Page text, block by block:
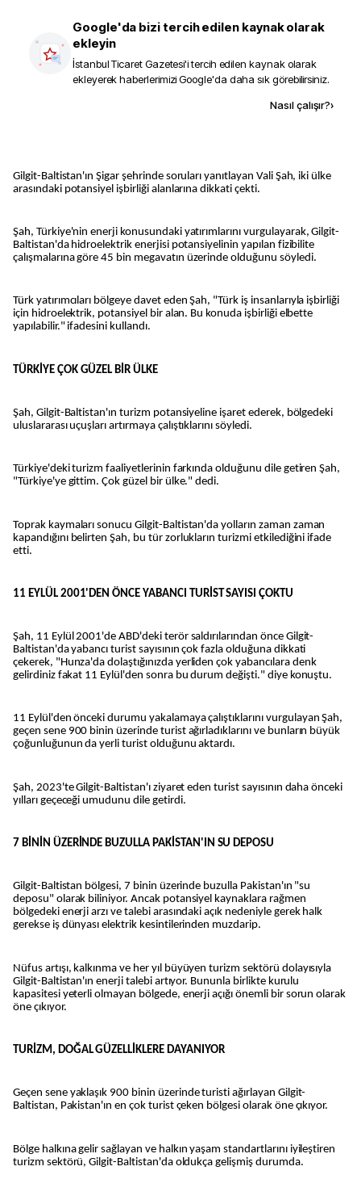
Google'da bizi tercih edilen kaynak olarak
ekleyin
İstanbul Ticaret Gazetesi'i tercih edilen kaynak olarak
ekleyerek haberlerimizi Google'da daha sık görebilirsiniz.
Nasıl çalışır?›
Gilgit-Baltistan'ın Şigar şehrinde soruları yanıtlayan Vali Şah, iki ülke
arasındaki potansiyel işbirliği alanlarına dikkati çekti.
Şah, Türkiye'nin enerji konusundaki yatırımlarını vurgulayarak, Gilgit-
Baltistan'da hidroelektrik enerjisi potansiyelinin yapılan fizibilite
çalışmalarına göre 45 bin megavatın üzerinde olduğunu söyledi.
Türk yatırımcıları bölgeye davet eden Şah, "Türk iş insanlarıyla işbirliği
için hidroelektrik, potansiyel bir alan. Bu konuda işbirliği elbette
yapılabilir." ifadesini kullandı.
TÜRKİYE ÇOK GÜZEL BİR ÜLKE
Şah, Gilgit-Baltistan'ın turizm potansiyeline işaret ederek, bölgedeki
uluslararası uçuşları artırmaya çalıştıklarını söyledi.
Türkiye'deki turizm faaliyetlerinin farkında olduğunu dile getiren Şah,
"Türkiye'ye gittim. Çok güzel bir ülke." dedi.
Toprak kaymaları sonucu Gilgit-Baltistan'da yolların zaman zaman
kapandığını belirten Şah, bu tür zorlukların turizmi etkilediğini ifade
etti.
11 EYLÜL 2001'DEN ÖNCE YABANCI TURİST SAYISI ÇOKTU
Şah, 11 Eylül 2001'de ABD'deki terör saldırılarından önce Gilgit-
Baltistan'da yabancı turist sayısının çok fazla olduğuna dikkati
çekerek, "Hunza'da dolaştığınızda yerliden çok yabancılara denk
gelirdiniz fakat 11 Eylül'den sonra bu durum değişti." diye konuştu.
11 Eylül'den önceki durumu yakalamaya çalıştıklarını vurgulayan Şah,
geçen sene 900 binin üzerinde turist ağırladıklarını ve bunların büyük
çoğunluğunun da yerli turist olduğunu aktardı.
Şah, 2023'te Gilgit-Baltistan'ı ziyaret eden turist sayısının daha önceki
yılları geçeceği umudunu dile getirdi.
7 BİNİN ÜZERİNDE BUZULLA PAKİSTAN'IN SU DEPOSU
Gilgit-Baltistan bölgesi, 7 binin üzerinde buzulla Pakistan'ın "su
deposu" olarak biliniyor. Ancak potansiyel kaynaklara rağmen
bölgedeki enerji arzı ve talebi arasındaki açık nedeniyle gerek halk
gerekse iş dünyası elektrik kesintilerinden muzdarip.
Nüfus artışı, kalkınma ve her yıl büyüyen turizm sektörü dolayısıyla
Gilgit-Baltistan'ın enerji talebi artıyor. Bununla birlikte kurulu
kapasitesi yeterli olmayan bölgede, enerji açığı önemli bir sorun olarak
öne çıkıyor.
TURİZM, DOĞAL GÜZELLİKLERE DAYANIYOR
Geçen sene yaklaşık 900 binin üzerinde turisti ağırlayan Gilgit-
Baltistan, Pakistan'ın en çok turist çeken bölgesi olarak öne çıkıyor.
Bölge halkına gelir sağlayan ve halkın yaşam standartlarını iyileştiren
turizm sektörü, Gilgit-Baltistan'da oldukça gelişmiş durumda.